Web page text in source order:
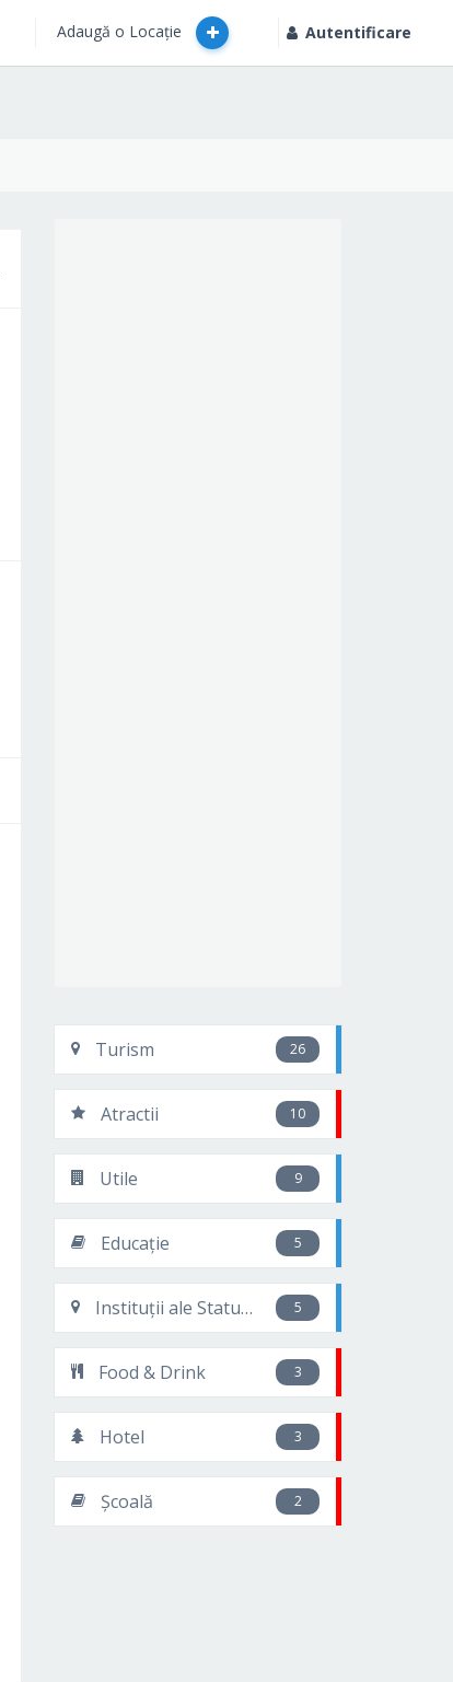
Adaugă o Locație Autentificare
Turism 26
Atractii 10
Utile 9
Educație 5
Instituții ale Statului 5
Food & Drink 3
Hotel 3
Școală 2